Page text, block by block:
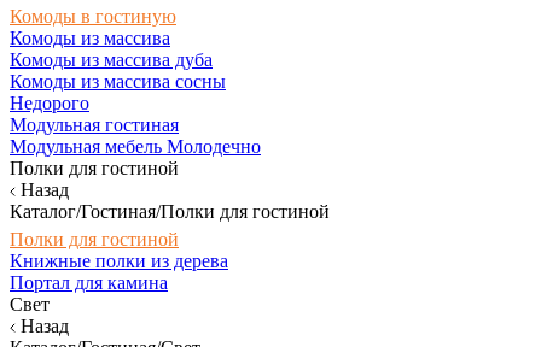
Комоды в гостиную
Комоды из массива
Комоды из массива дуба
Комоды из массива сосны
Недорого
Модульная гостиная
Модульная мебель Молодечно
Полки для гостиной
Назад
Каталог/Гостиная/Полки для гостиной
Полки для гостиной
Книжные полки из дерева
Портал для камина
Свет
Назад